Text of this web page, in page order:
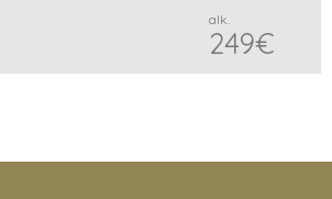
alk.
249€